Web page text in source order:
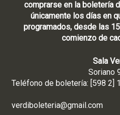
comprarse en la boletería
únicamente los días en
programados, desde las
comienzo de
Sala
Soriano
Teléfono de boletería:
verdiboleteria@gmail.com